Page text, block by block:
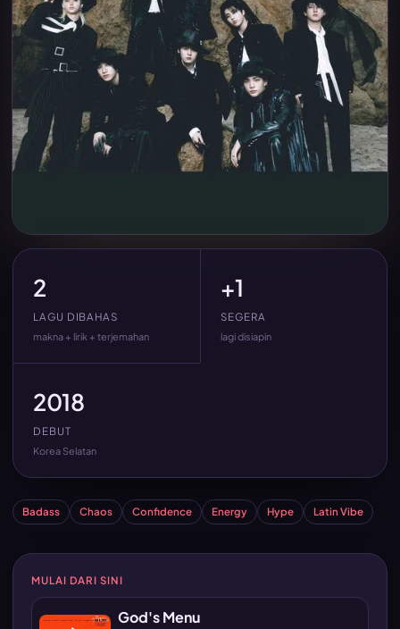
2
LAGU DIBAHAS
makna + lirik + terjemahan
+1
SEGERA
lagi disiapin
2018
DEBUT
Korea Selatan
Badass Chaos Confidence Energy Hype Latin Vibe
MULAI DARI SINI
God's Menu